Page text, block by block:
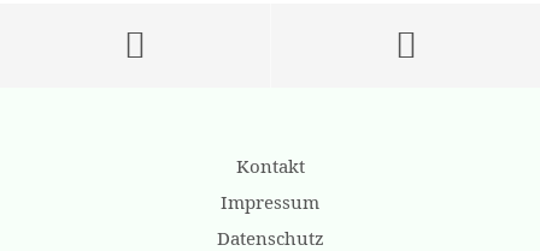
Kontakt
Impressum
Datenschutz